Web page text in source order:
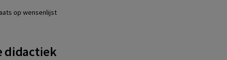
op wensenlijst
didactiek